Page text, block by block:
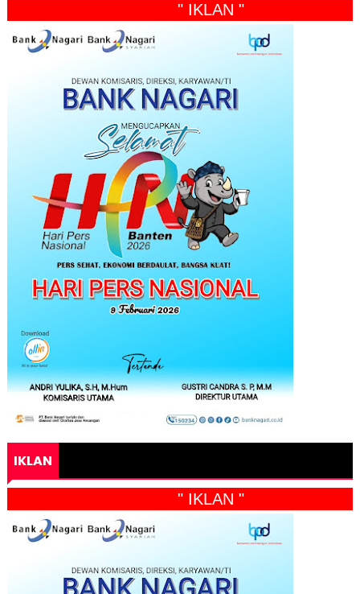
" IKLAN "
IKLAN
" IKLAN "